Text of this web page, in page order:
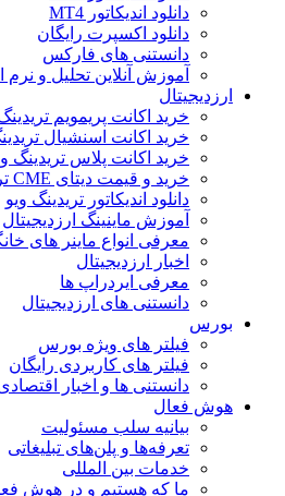
دانلود اندیکاتور MT4
دانلود اکسپرت رایگان
دانستنی های فارکس
آموزش آنلاین تحلیل و نرم
ارزدیجیتال
خرید اکانت پریمویم
خرید اکانت اسنشیال
خرید اکانت پلاس تریدینگ
خرید و قیمت دیتای CME تریدینگ ویو
دانلود اندیکاتور تریدینگ ویو
آموزش ماینینگ ارزدیجیتال
معرفی انواع ماینر های
اخبار ارزدیجیتال
معرفی ایردراپ ها
دانستنی های ارزدیجیتال
بورس
فیلتر های ویژه بورس
فیلتر های کاربردی رایگان
دانستنی ها و اخبار
هوش فعال
بیانیه سلب مسئولیت
تعرفه‌ها و پلن‌های تبلیغاتی
خدمات بین المللی
ما که هستیم و در هوش